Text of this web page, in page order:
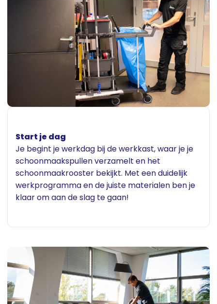
Start je dag
Je begint je werkdag bij de werkkast, waar je je
schoonmaakspullen verzamelt en het
schoonmaakrooster bekijkt. Met een duidelijk
werkprogramma en de juiste materialen ben je
klaar om aan de slag te gaan!